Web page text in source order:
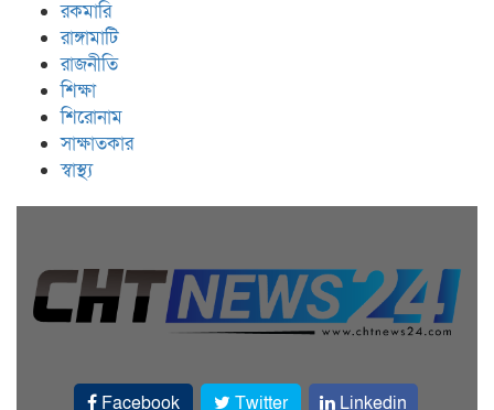
রকমারি
রাঙ্গামাটি
রাজনীতি
শিক্ষা
শিরোনাম
সাক্ষাতকার
স্বাস্থ্য
Facebook Twitter Linkedin